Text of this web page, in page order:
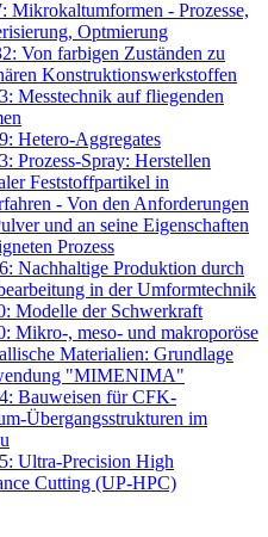
Mikrokaltumformen - Prozesse,
Optmierung
Von farbigen Zuständen zu
Konstruktionswerkstoffen
Messtechnik auf fliegenden
Hetero-Aggregates
Prozess-Spray: Herstellen
Feststoffpartikel in
- Von den Anforderungen
und an seine Eigenschaften
Prozess
Nachhaltige Produktion durch
in der Umformtechnik
Modelle der Schwerkraft
Mikro-, meso- und makroporöse
Materialien: Grundlage
"MIMENIMA"
Bauweisen für CFK-
Übergangsstrukturen im
Ultra-Precision High
Cutting (UP-HPC)